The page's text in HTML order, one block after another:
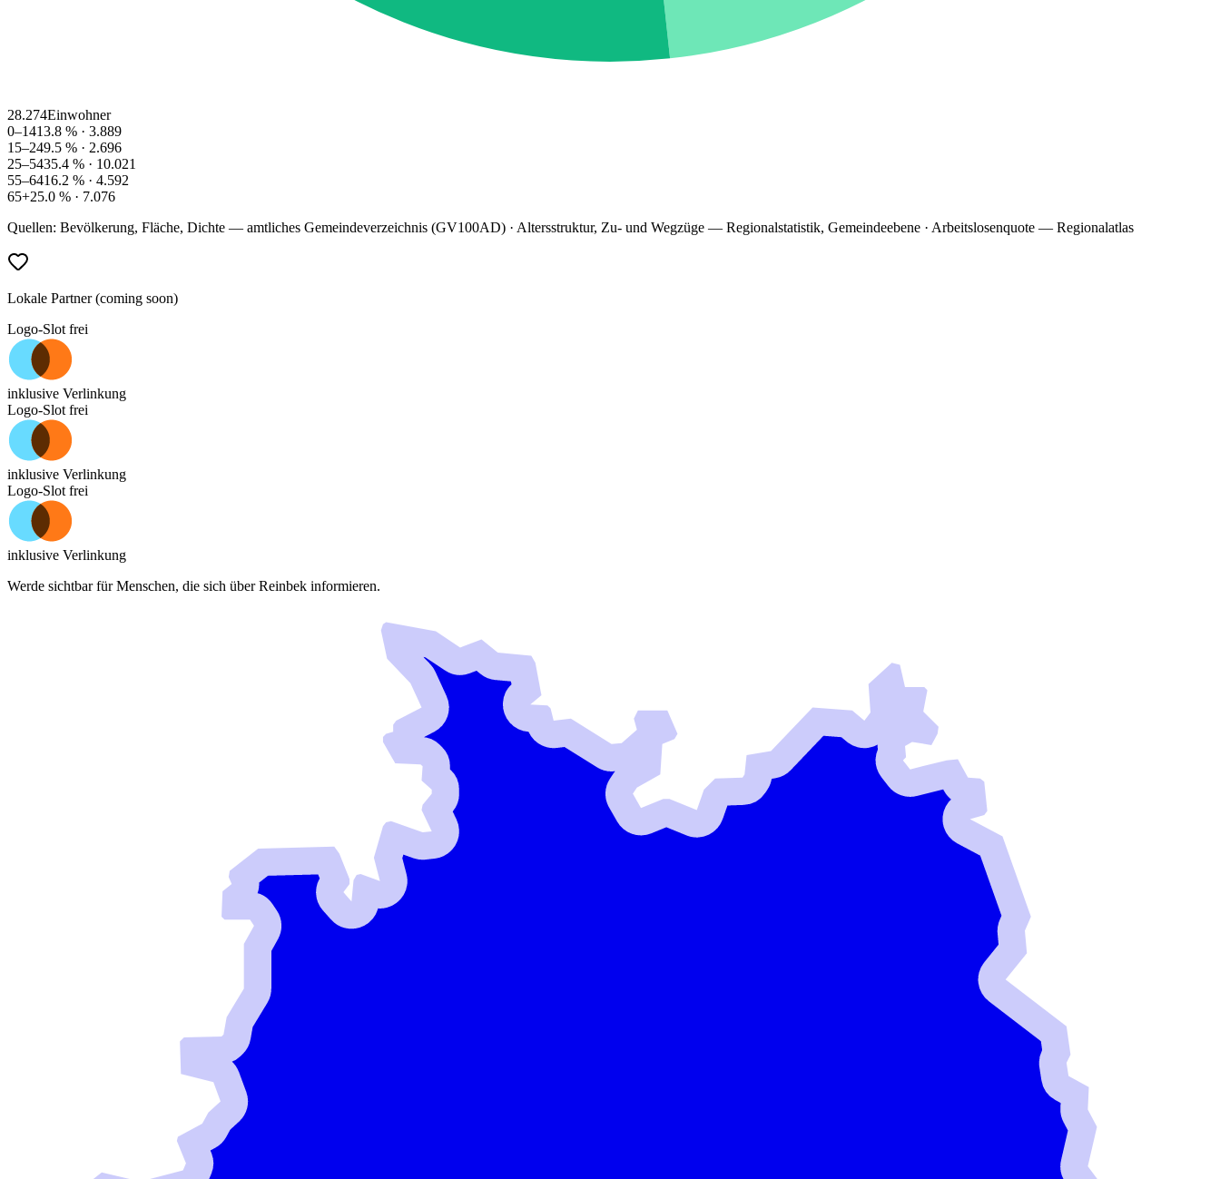
28.274Einwohner
0–1413.8 % · 3.889
15–249.5 % · 2.696
25–5435.4 % · 10.021
55–6416.2 % · 4.592
65+25.0 % · 7.076
Quellen: Bevölkerung, Fläche, Dichte — amtliches Gemeindeverzeichnis (GV100AD) · Altersstruktur, Zu- und Wegzüge — Regionalstatistik, Gemeindeebene · Arbeitslosenquote — Regionalatlas
Lokale Partner (coming soon)
Logo-Slot frei
inklusive Verlinkung
Logo-Slot frei
inklusive Verlinkung
Logo-Slot frei
inklusive Verlinkung
Werde sichtbar für Menschen, die sich überReinbek informieren.